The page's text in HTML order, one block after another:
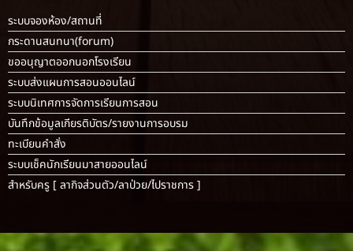
ระบบจองห้อง/สถานที่
กระดานสนทนา(forum)
ขออนุญาตออกนอกโรงเรียน
ระบบส่งแผนการสอนออนไลน์
ระบบนิเทศการจัดการเรียนการสอน
บันทึกข้อมูลเกียรติบัตร/รายงานการอบรม
ทะเบียนคำสั่ง
ระบบเช็คนักเรียนมาสายออนไลน์
สำหรับครู [ลากิจส่วนตัว/ลาป่วย/ไปราชการ]